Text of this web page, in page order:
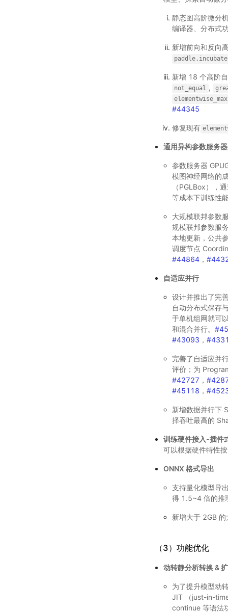
静态图高阶微分
编译器、分布式
新增前向和反向
新增 18 个高阶
not_equal ,
elementwise_max
#44345
修复现有
通用异构参数服务
参数服务器
模图神经网络的
（PGLBox），
等成本下训练性
大规模联邦参数
规模联邦参数服
本地更新，公共
调度节点
#44864，
自适应并行
设计并推出了完
自动分布式保存
于单机组网就可
和混合并行。
#43093 ，
完善了自适应并
评价；为
#42727 ，
#45118 ，
新增数据并行下
择吞吐最高的
训练硬件接入-插件
可以根据硬件特性
ONNX 格式导出
支持量化模型导
得 1.5~4 倍的推
新增大于 2GB
（3）功能优化
动转静分析转换 &
为了提升模型动
JIT （just-in-
continue 等语法